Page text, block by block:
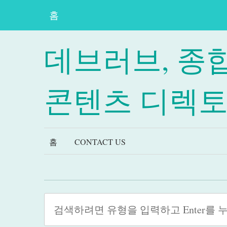
홈
데브러브, 종
콘텐츠 디렉
홈 CONTACT US